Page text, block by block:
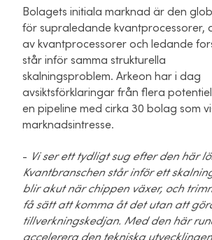
Bolagets initiala marknad är den
för supraledande kvantprocessorer,
av kvantprocessorer och ledande
står inför samma strukturella
skalningsproblem. Arkeon har i dag
avsiktsförklaringar från flera
en pipeline med cirka 30 bolag som
marknadsintresse.
- Vi ser ett tydligt sug efter den här
Kvantbranschen står inför ett
blir akut när chippen växer, och
få sätt att komma åt det utan att
tillverkningskedjan. Med den här
accelerera den tekniska